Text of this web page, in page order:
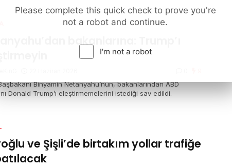
Ege kıyılarında ise kuvvetli rüzgar bekleniyor.
bakanlarına: Trump’ı
Binyamin Netanyahu’nun, bakanlarından ABD
Donald Trump’ı eleştirmemelerini istediği sav edildi.
ve Şişli’de birtakım yollar trafiğe
Please complete this quick check to prove you're
not a robot and continue.
I'm not a robot